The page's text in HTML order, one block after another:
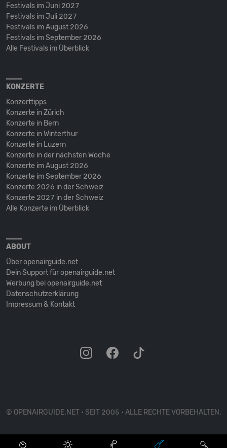
Festivals im Juni 2027
Festivals im Juli 2027
Festivals im August 2026
Festivals im September 2026
Alle Festivals im Überblick
KONZERTE
Konzerttipps
Konzerte in Zürich
Konzerte in Bern
Konzerte in Winterthur
Konzerte in Luzern
Konzerte in der nächsten Woche
Konzerte im August 2026
Konzerte im September 2026
Konzerte 2026 in der Schweiz
Konzerte 2027 in der Schweiz
Alle Konzerte im Überblick
ABOUT
Über openairguide.net
Dein Support für openairguide.net
Werbung bei openairguide.net
Datenschutz­erklärung
Impressum & Kontakt
© OPENAIRGUIDE.NET • SEIT 2005 • ALLE RECHTE VORBEHALTEN.